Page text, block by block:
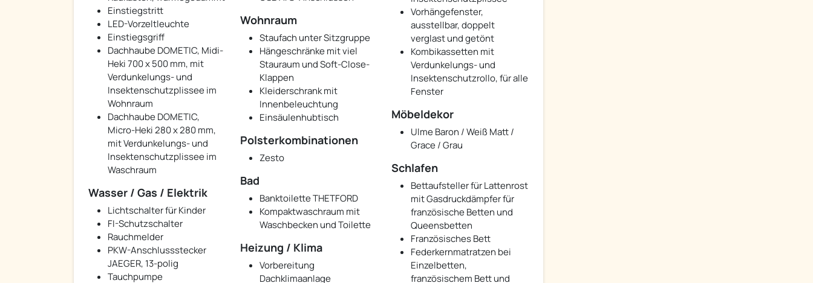
Einstiegstritt
LED-Vorzeltleuchte
Einstiegsgriff
Dachhaube DOMETIC, Midi-
Heki 700 x 500 mm, mit
Verdunkelungs- und
Insektenschutzplissee im
Wohnraum
Dachhaube DOMETIC,
Micro-Heki 280 x 280 mm,
mit Verdunkelungs- und
Insektenschutzplissee im
Waschraum
Vorhängefenster,
ausstellbar, doppelt
verglast und getönt
Kombikassetten mit
Verdunkelungs- und
Insektenschutzrollo, für alle
Fenster
Wohnraum
Staufach unter Sitzgruppe
Hängeschränke mit viel
Stauraum und Soft-Close-
Klappen
Kleiderschrank mit
Innenbeleuchtung
Einsäulenhubtisch
Möbeldekor
Ulme Baron / Weiß Matt /
Grace / Grau
Polsterkombinationen
Zesto
Schlafen
Bettaufsteller für Lattenrost
mit Gasdruckdämpfer für
französische Betten und
Queensbetten
Französisches Bett
Federkernmatratzen bei
Einzelbetten,
französischem Bett und
Bad
Banktoilette THETFORD
Kompaktwaschraum mit
Waschbecken und Toilette
Wasser / Gas / Elektrik
Lichtschalter für Kinder
FI-Schutzschalter
Rauchmelder
PKW-Anschlussstecker
JAEGER, 13-polig
Tauchpumpe
Heizung / Klima
Vorbereitung
Dachklimaanlage